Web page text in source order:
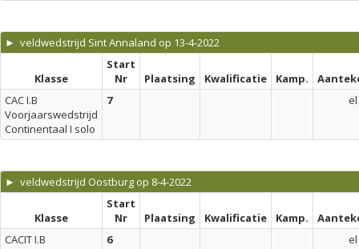
► veldwedstrijd Sint Annaland op 13-4-2022
Klasse
Start
Nr
Plaatsing Kwalificatie Kamp.
CAC I.B
Voorjaarswedstrijd
Continentaal I solo
7 el
► veldwedstrijd Oostburg op 8-4-2022
Klasse
Start
Nr
Plaatsing Kwalificatie Kamp.
CACIT I.B
6 el